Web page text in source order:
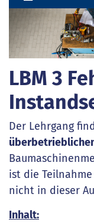
LBM 3
Der Lehrgang
ist die
nicht in dieser
Inhalt: